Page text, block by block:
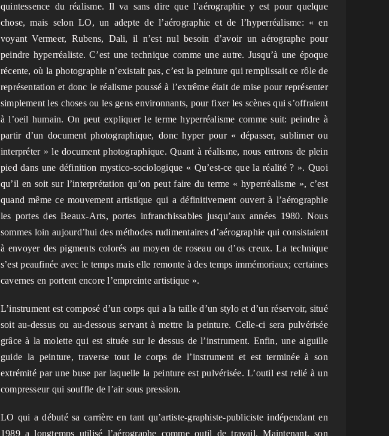
quintessence du réalisme. Il va sans dire que l’aérographie y est pour quelque
chose, mais selon LO, un adepte de l’aérographie et de l’hyperréalisme: « en
voyant Vermeer, Rubens, Dali, il n’est nul besoin d’avoir un aérographe pour
peindre hyperréaliste. C’est une technique comme une autre. Jusqu’à une époque
récente, où la photographie n’existait pas, c’est la peinture qui remplissait ce rôle de
représentation et donc le réalisme poussé à l’extrême était de mise pour représenter
simplement les choses ou les gens environnants, pour fixer les scènes qui s’offraient
à l’oeil humain. On peut expliquer le terme hyperréalisme comme suit: peindre à
partir d’un document photographique, donc hyper pour « dépasser, sublimer ou
interpréter » le document photographique. Quant à réalisme, nous entrons de plein
pied dans une définition mystico-sociologique « Qu’est-ce que la réalité ? ». Quoi
qu’il en soit sur l’interprétation qu’on peut faire du terme « hyperréalisme », c’est
quand même ce mouvement artistique qui a définitivement ouvert à l’aérographie
les portes des Beaux-Arts, portes infranchissables jusqu’aux années 1980. Nous
sommes loin aujourd’hui des méthodes rudimentaires d’aérographie qui consistaient
à envoyer des pigments colorés au moyen de roseau ou d’os creux. La technique
s’est peaufinée avec le temps mais elle remonte à des temps immémoriaux; certaines
cavernes en portent encore l’empreinte artistique ».
L’instrument est composé d’un corps qui a la taille d’un stylo et d’un réservoir, situé
soit au-dessus ou au-dessous servant à mettre la peinture. Celle-ci sera pulvérisée
grâce à la molette qui est située sur le dessus de l’instrument. Enfin, une aiguille
guide la peinture, traverse tout le corps de l’instrument et est terminée à son
extrémité par une buse par laquelle la peinture est pulvérisée. L’outil est relié à un
compresseur qui souffle de l’air sous pression.
LO qui a débuté sa carrière en tant qu’artiste-graphiste-publiciste indépendant en
1989 a longtemps utilisé l’aérographe comme outil de travail. Maintenant, son